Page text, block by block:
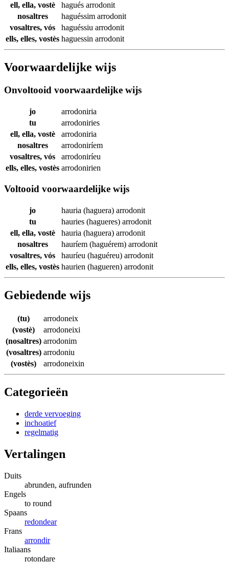
ell, ella, vostè
hagués arrodonit
nosaltres
haguéssim arrodonit
vosaltres, vós
haguéssiu arrodonit
ells, elles, vostès haguessin arrodonit
Voorwaardelijke wijs
Onvoltooid voorwaardelijke wijs
jo
arrodoniria
tu
arrodoniries
ell, ella, vostè
arrodoniria
nosaltres
arrodoniríem
vosaltres, vós
arrodoniríeu
ells, elles, vostès arrodonirien
Voltooid voorwaardelijke wijs
jo hauria (haguera) arrodonit
tu
hauries (hagueres) arrodonit
ell, ella, vostè
hauria (haguera) arrodonit
nosaltres
hauríem (haguérem) arrodonit
vosaltres, vós
hauríeu (haguéreu) arrodonit
ells, elles, vostès haurien (hagueren) arrodonit
Gebiedende wijs
(tu)
arrodoneix
(vostè)
arrodoneixi
(nosaltres) arrodonim
(vosaltres) arrodoniu
(vostès)
arrodoneixin
Categorieën
derde vervoeging
inchoatief
regelmatig
Vertalingen
Duits
abrunden, aufrunden
Engels
to round
Spaans
redondear
Frans
arrondir
Italiaans
rotondare